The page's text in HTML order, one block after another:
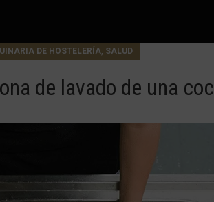
DE HOSTELERÍA, SALUD
de lavado de una